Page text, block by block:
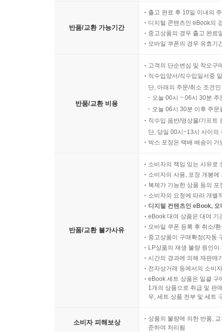
반품/교환 가능기간
출고 완료 후 10일 이내의
디지털 콘텐츠인 eBook의
중고상품의 경우 출고 완료
모바일 쿠폰의 경우 유효기
반품/교환 비용
고객의 단순변심 및 착오구
직수입양서/직수입일서중
단, 아래의 주문/취소 조건
오늘 00시 ~ 06시 30분
오늘 06시 30분 이후 주
직수입 음반/영상물/기프트
단, 당일 00시~13시 사이의
박스 포장은 택배 배송이
반품/교환 불가사유
소비자의 책임 있는 사유로
소비자의 사용, 포장 개봉
복제가 가능한 상품 등의
소비자의 요청에 따라 개별
디지털 컨텐츠인 eBook,
eBook 대여 상품은 대여 기
모바일 쿠폰 등록 후 취소/
중고상품이 구매확정(자동
LP상품의 재생 불량 원인
시간의 경과에 의해 재판매
전자상거래 등에서의 소비
eBook 세트 상품은 일괄 구
1개의 상품으로 취급 및 판
우, 세트 상품 전부 및 세트
소비자 피해보상
상품의 불량에 의한 반품,
준하여 처리됨